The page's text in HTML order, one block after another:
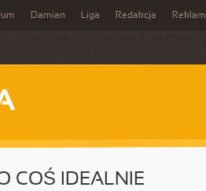
Damian Liga Redakcja
COŚ IDEALNIE